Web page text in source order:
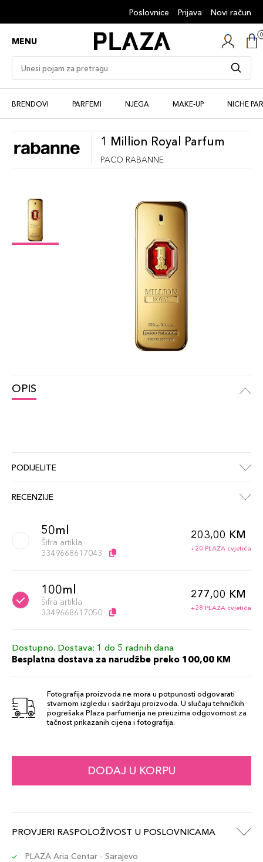
Poslovnice Prijava Novi račun
MENU
BRENDOVI PARFEMI NJEGA MAKE-UP NICHE
1 Million Royal Parfum
PACO RABANNE
OPIS
PODIJELITE
RECENZIJE
50ml
Šifra artikla
3349668617043
203,00 KM
+20 PLAZA cvjetića
100ml
Šifra artikla
3349668617050
277,00 KM
+28 PLAZA cvjetića
Dostupno. Dostava: 1 do 5 radnih dana
Besplatna dostava za narudžbe preko 100,00 KM
Fotografija proizvoda ne mora u potpunosti odgovarati
stvarnom izgledu i sadržaju proizvoda. U slučaju tehničkih
pogrešaka Plaza parfumerija ne preuzima odgovornost za
tačnost prikazanih cijena i fotografija.
DODAJ U KORPU
PROVJERI RASPOLOŽIVOST U POSLOVNICAMA
PLAZA Aria Centar - Sarajevo